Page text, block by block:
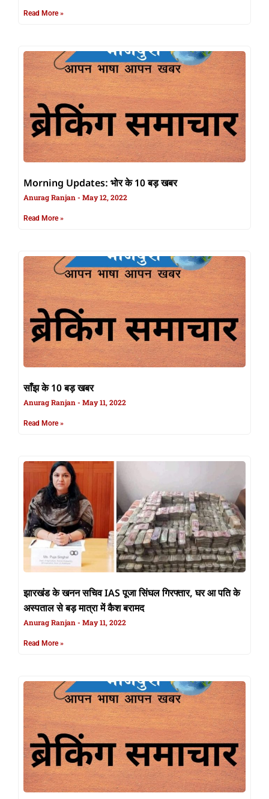
Read More »
Morning Updates: भोर के 10 बड़ खबर
Anurag Ranjan May 12, 2022
Read More »
साँझ के 10 बड़ खबर
Anurag Ranjan May 11, 2022
Read More »
झारखंड के खनन सचिव IAS पूजा सिंघल गिरफ्तार, घर आ पति के
अस्पताल से बड़ मात्रा में कैश बरामद
Anurag Ranjan May 11, 2022
Read More »